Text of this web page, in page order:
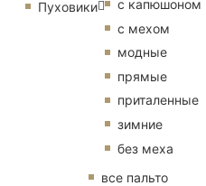
Пуховики
с капюшоном
с мехом
модные
прямые
приталенные
зимние
без меха
все пальто